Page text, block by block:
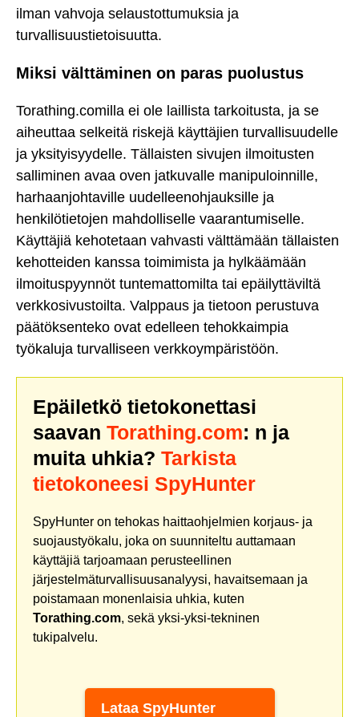
ilman vahvoja selaustottumuksia ja
turvallisuustietoisuutta.
Miksi välttäminen on paras puolustus
Torathing.comilla ei ole laillista tarkoitusta, ja se
aiheuttaa selkeitä riskejä käyttäjien turvallisuudelle
ja yksityisyydelle. Tällaisten sivujen ilmoitusten
salliminen avaa oven jatkuvalle manipuloinnille,
harhaanjohtaville uudelleenohjauksille ja
henkilötietojen mahdolliselle vaarantumiselle.
Käyttäjiä kehotetaan vahvasti välttämään tällaisten
kehotteiden kanssa toimimista ja hylkäämään
ilmoituspyynnöt tuntemattomilta tai epäilyttäviltä
verkkosivustoilta. Valppaus ja tietoon perustuva
päätöksenteko ovat edelleen tehokkaimpia
työkaluja turvalliseen verkkoympäristöön.
Epäiletkö tietokonettasi
saavan Torathing.com: n ja
muita uhkia? Tarkista
tietokoneesi SpyHunter
SpyHunter on tehokas haittaohjelmien korjaus- ja
suojaustyökalu, joka on suunniteltu auttamaan
käyttäjiä tarjoamaan perusteellinen
järjestelmäturvallisuusanalyysi, havaitsemaan ja
poistamaan monenlaisia uhkia, kuten
Torathing.com, sekä yksi-yksi-tekninen
tukipalvelu.
Lataa SpyHunter